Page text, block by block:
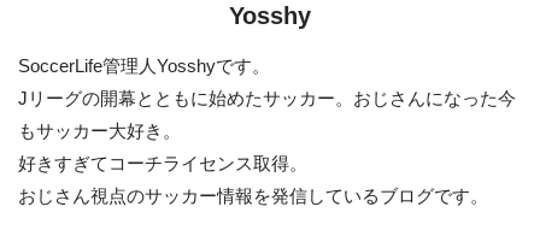
Yosshy
SoccerLife管理人Yosshyです。
Jリーグの開幕とともに始めたサッカー。おじさんになった今
もサッカー大好き。
好きすぎてコーチライセンス取得。
おじさん視点のサッカー情報を発信しているブログです。